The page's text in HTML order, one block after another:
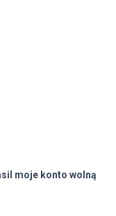
moje konto wolną